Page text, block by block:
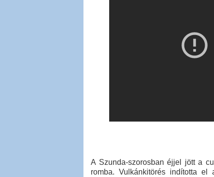
A Szunda-szorosban éjjel jött a
romba. Vulkánkitörés indította el